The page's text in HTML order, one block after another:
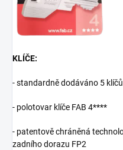
KLÍČE:
- standardně dodáváno 5
- polotovar klíče FAB 4****
- patentově chráněná
zadního dorazu FP2